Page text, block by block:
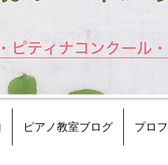
ピアノ教室ブログ プロ